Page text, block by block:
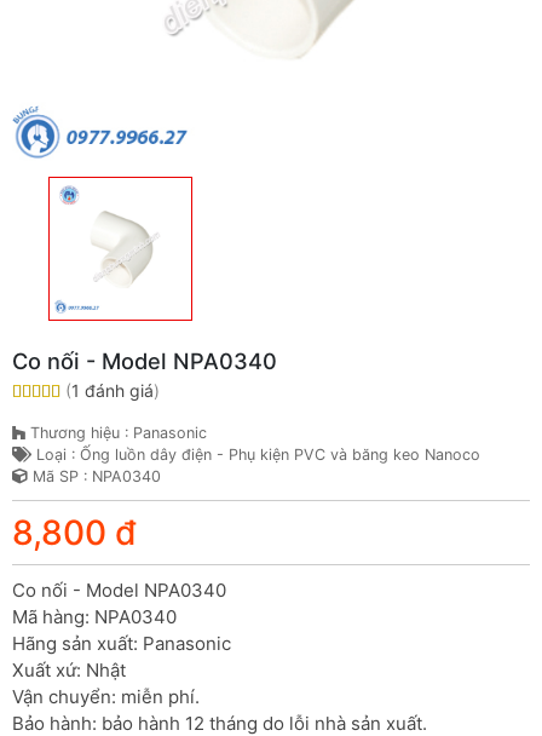
Co nối - Model NPA0340
(1 đánh giá)
Thương hiệu : Panasonic
Loại : Ống luồn dây điện - Phụ kiện PVC và băng keo Nanoco
Mã SP : NPA0340
8,800 đ
Co nối - Model NPA0340
Mã hàng: NPA0340
Hãng sản xuất: Panasonic
Xuất xứ: Nhật
Vận chuyển: miễn phí.
Bảo hành: bảo hành 12 tháng do lỗi nhà sản xuất.